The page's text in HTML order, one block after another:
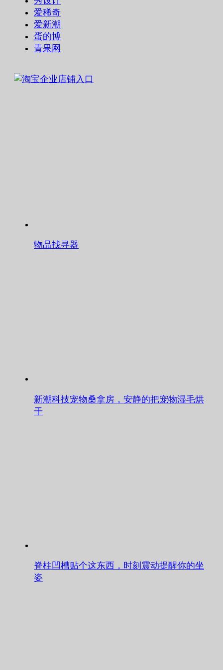
爱稀奇
爱新潮
蛋的博
青果网
物品找寻器
新潮科技宠物桑拿房，安静的把宠物湿毛烘
干
脊柱凹槽贴个这东西，时刻震动提醒你的坐
姿